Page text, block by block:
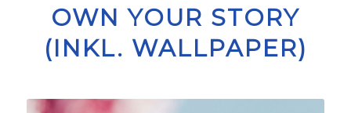
OWN YOUR STORY
(INKL. WALLPAPER)